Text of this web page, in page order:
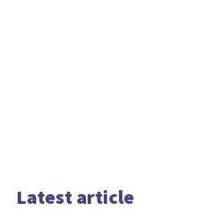
Latest article